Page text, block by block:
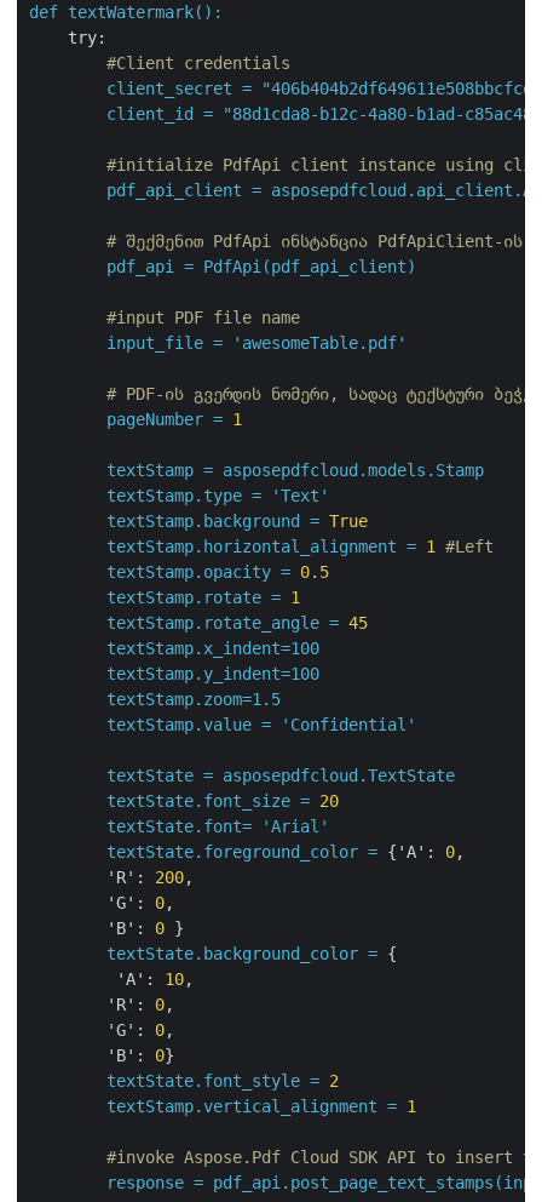
def textWatermark():
try:
#Client credentials
client_secret =
client_id = "88d1cda8-b12c-4a80-b1ad-
#initialize PdfApi client instance using
pdf_api_client =
# შექმენით PdfApi ინსტანცია PdfApiClient-ის
pdf_api
= PdfApi(pdf_api_client)
#input PDF file name
input_file = 'awesomeTable.pdf'
# PDF-ის გვერდის ნომერი, სადაც ტექსტური
pageNumber = 1
textStamp = asposepdfcloud.models.Stamp
textStamp.type =
'Text'
textStamp.background = True
textStamp.horizontal_alignment = 1
#Left
textStamp.opacity = 0.5
textStamp.rotate = 1
textStamp.rotate_angle = 45
textStamp.x_indent=100
textStamp.y_indent=100
textStamp.zoom=1.5
textStamp.value = 'Confidential'
textState = asposepdfcloud.TextState
textState.font_size = 20
textState.font=
'Arial'
textState.foreground_color = { 'A': 0,
'R':
200,
'G':
0,
'B':
0 }
textState.background_color = {
'A':
10,
'R':
0,
'G':
0,
'B':
0}
textState.font_style = 2
textStamp.vertical_alignment = 1
#invoke Aspose.Pdf Cloud SDK API to insert
response =